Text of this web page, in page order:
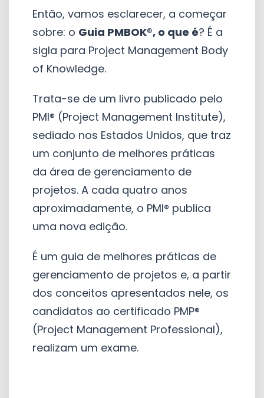
Então, vamos esclarecer, a começar
sobre: o Guia PMBOK®, o que é? É a
sigla para Project Management Body
of Knowledge.
Trata-se de um livro publicado pelo
PMI® (Project Management Institute),
sediado nos Estados Unidos, que traz
um conjunto de melhores práticas
da área de gerenciamento de
projetos. A cada quatro anos
aproximadamente, o PMI® publica
uma nova edição.
É um guia de melhores práticas de
gerenciamento de projetos e, a partir
dos conceitos apresentados nele, os
candidatos ao certificado PMP®
(Project Management Professional),
realizam um exame.